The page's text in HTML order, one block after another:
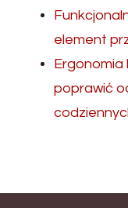
element
poprawić